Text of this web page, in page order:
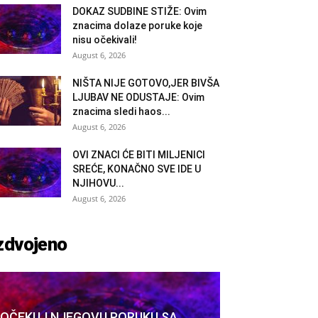
DOKAZ SUDBINE STIŽE: Ovim
znacima dolaze poruke koje
nisu očekivali!
August 6, 2026
NIŠTA NIJE GOTOVO,JER BIVŠA
LJUBAV NE ODUSTAJE: Ovim
znacima sledi haos...
August 6, 2026
OVI ZNACI ĆE BITI MILJENICI
SREĆE, KONAČNO SVE IDE U
NJIHOVU...
August 6, 2026